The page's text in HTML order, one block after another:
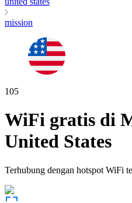
mission
105
WiFi gratis di
United States
Terhubung dengan hotspot WiFi